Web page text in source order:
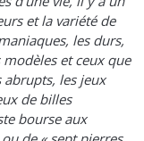
et la variété de
les durs,
et ceux que
abrupts, les jeux
de billes
bourse aux